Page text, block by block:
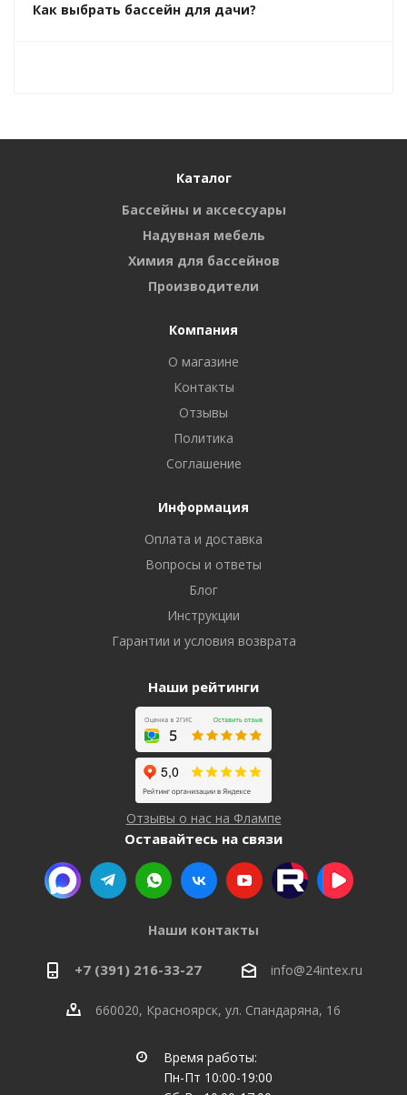
Как выбрать бассейн для дачи?
Каталог
Бассейны и аксессуары
Надувная мебель
Химия для бассейнов
Производители
Компания
О магазине
Контакты
Отзывы
Политика
Соглашение
Информация
Оплата и доставка
Вопросы и ответы
Блог
Инструкции
Гарантии и условия возврата
Наши рейтинги
Отзывы о нас на Флампе
Оставайтесь на связи
Наши контакты
+7 (391) 216-33-27 info@24intex.ru
660020, Красноярск, ул. Спандаряна, 16
Время работы:
Пн-Пт 10:00-19:00